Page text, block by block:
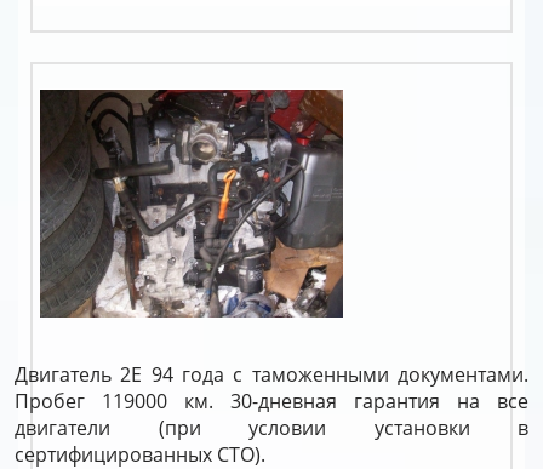
Двигатель 2E 94 года с таможенными документами.
Пробег 119000 км. 30-дневная гарантия на все
двигатели (при условии установки в
сертифицированных СТО).